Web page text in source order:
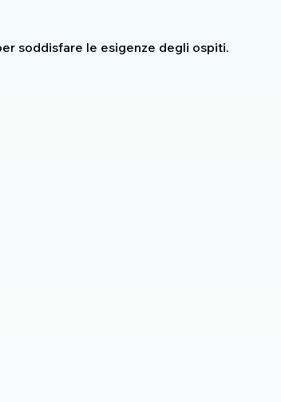
soddisfare le esigenze degli ospiti.